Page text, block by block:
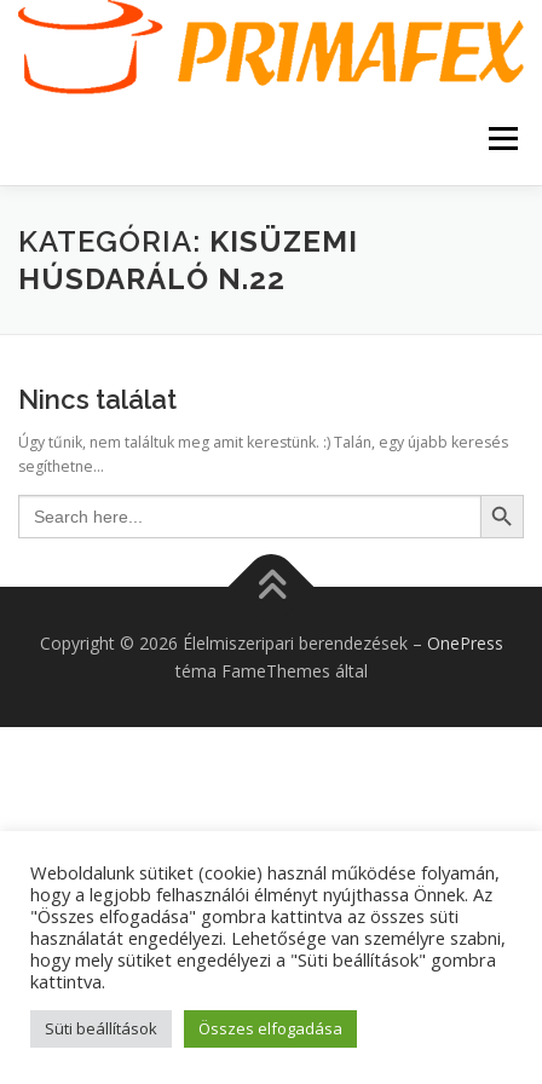
Tovább
tartalomhoz
Menü
KEZDŐOLDAL KAPCSOLAT TERMÉKEK
VÁSÁRLÁSI FELTÉTELEK
KATEGÓRIA: KISÜZEMI
HÚSDARÁLÓ N.22
Nincs találat
Úgy tűnik, nem találtuk meg amit kerestünk. :) Talán, egy újabb keresés
segíthetne...
Search
for:
Search Button
Copyright © 2026 Élelmiszeripari berendezések – OnePress
téma FameThemes által
Weboldalunk sütiket (cookie) használ működése folyamán,
hogy a legjobb felhasználói élményt nyújthassa Önnek. Az
"Összes elfogadása" gombra kattintva az összes süti
használatát engedélyezi. Lehetősége van személyre szabni,
hogy mely sütiket engedélyezi a "Süti beállítások" gombra
kattintva.
Süti beállítások Összes elfogadása